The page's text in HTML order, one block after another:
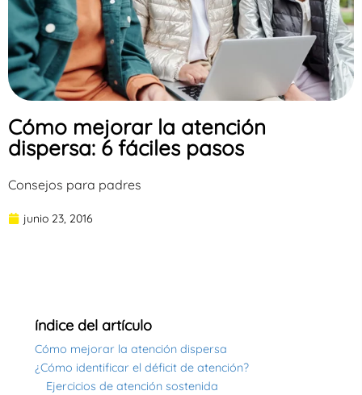
Cómo mejorar la atención
dispersa: 6 fáciles pasos
Consejos para padres
junio 23, 2016
índice del artículo
Cómo mejorar la atención dispersa
¿Cómo identificar el déficit de atención?
Ejercicios de atención sostenida